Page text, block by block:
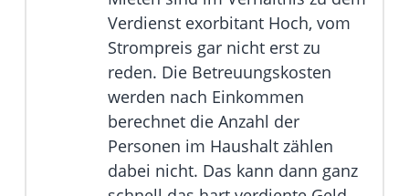
Verdienst exorbitant Hoch, vom
Strompreis gar nicht erst zu
reden. Die Betreuungskosten
werden nach Einkommen
berechnet die Anzahl der
Personen im Haushalt zählen
dabei nicht. Das kann dann ganz